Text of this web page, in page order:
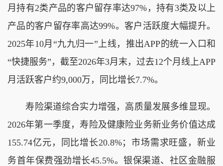
月持有2类产品的客户留存率达97%，持有3类及以上
产品的客户留存率高达99%。客户活跃度大幅提升。
2025年10月“九九归一”上线，推出APP的统一入口和
“快捷服务”，截至2026年3月末，过去12个月线上APP
月活跃客户约9,000万，同比增长7.7%。
寿险渠道综合实力增强，高质量发展多维显现。
2026年第一季度，寿险及健康险业务新业务价值达成
155.74亿元，同比增长20.8%；市场需求旺盛，新业
务首年保费强劲增长45.5%。银保渠道、社区金融服